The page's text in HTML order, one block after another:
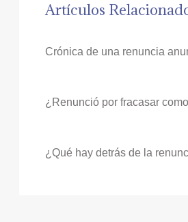
Artículos
Crónica de una renuncia
¿Renunció por fracasar
¿Qué hay detrás de la